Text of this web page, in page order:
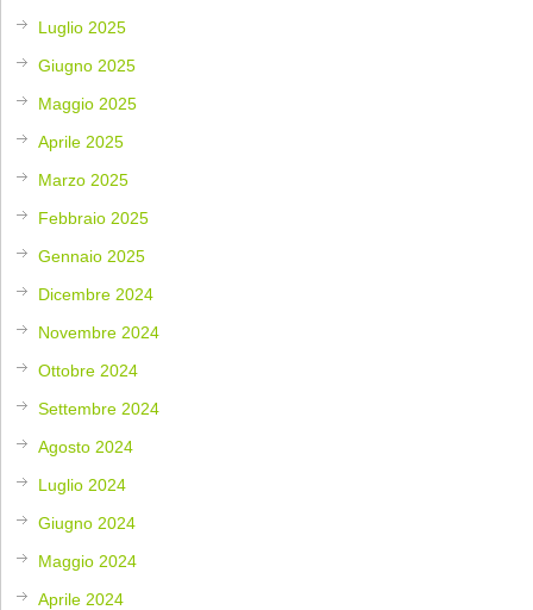
Luglio 2025
Giugno 2025
Maggio 2025
Aprile 2025
Marzo 2025
Febbraio 2025
Gennaio 2025
Dicembre 2024
Novembre 2024
Ottobre 2024
Settembre 2024
Agosto 2024
Luglio 2024
Giugno 2024
Maggio 2024
Aprile 2024